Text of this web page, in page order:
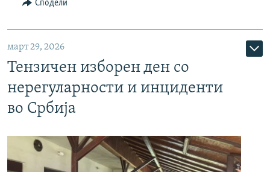
Сподели
март 29, 2026
Тензичен изборен ден со
нерегуларности и инциденти
во Србија